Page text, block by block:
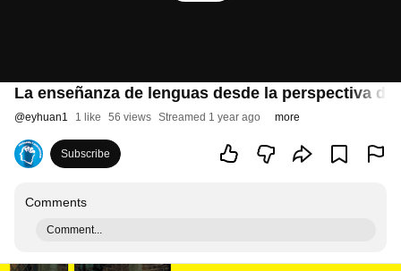
La enseñanza de lenguas desde la perspectiva
@eyhuan1 1 like 56 views Streamed 1 year ago more
Subscribe
Comments
Comment...